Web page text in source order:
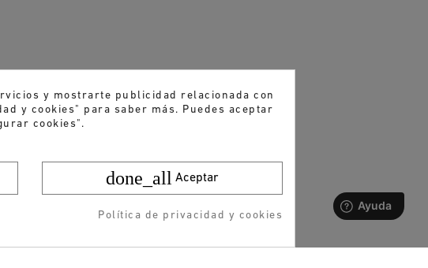
y mostrarte publicidad relacionada con
y cookies" para saber más. Puedes aceptar
cookies".
done_all Aceptar
Política de privacidad y cookies